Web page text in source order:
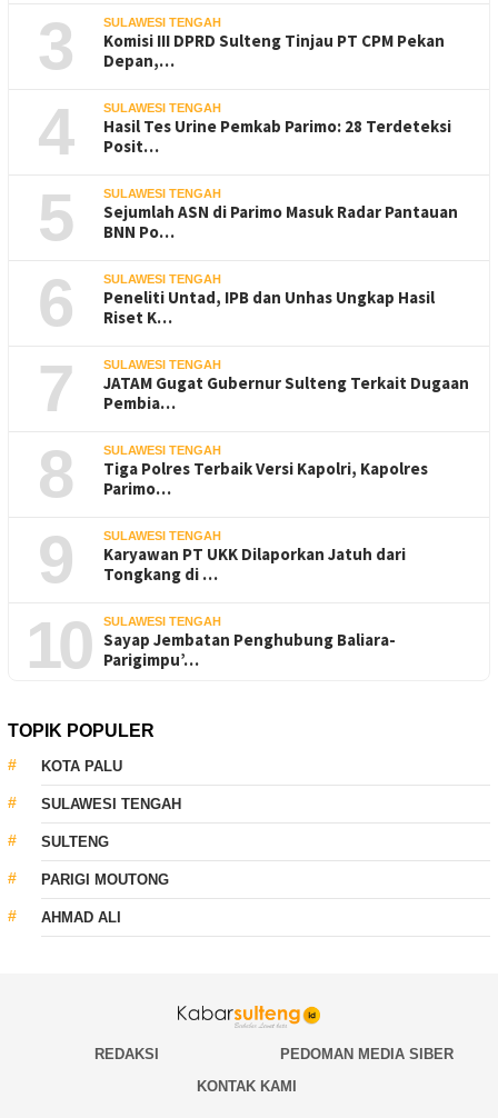
3 SULAWESI TENGAH
Komisi III DPRD Sulteng Tinjau PT CPM Pekan
Depan,…
4 SULAWESI TENGAH
Hasil Tes Urine Pemkab Parimo: 28 Terdeteksi
Posit…
5 SULAWESI TENGAH
Sejumlah ASN di Parimo Masuk Radar Pantauan
BNN Po…
6 SULAWESI TENGAH
Peneliti Untad, IPB dan Unhas Ungkap Hasil
Riset K…
7 SULAWESI TENGAH
JATAM Gugat Gubernur Sulteng Terkait Dugaan
Pembia…
8 SULAWESI TENGAH
Tiga Polres Terbaik Versi Kapolri, Kapolres
Parimo…
9 SULAWESI TENGAH
Karyawan PT UKK Dilaporkan Jatuh dari
Tongkang di …
10 SULAWESI TENGAH
Sayap Jembatan Penghubung Baliara-
Parigimpu’…
TOPIK POPULER
KOTA PALU
SULAWESI TENGAH
SULTENG
PARIGI MOUTONG
AHMAD ALI
REDAKSI
PEDOMAN MEDIA SIBER
KONTAK KAMI